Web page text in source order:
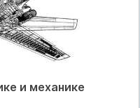
и механике